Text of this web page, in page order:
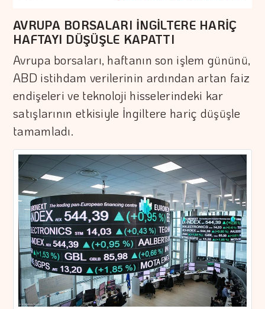
AVRUPA BORSALARI İNGİLTERE HARİÇ
HAFTAYI DÜŞÜŞLE KAPATTI
Avrupa borsaları, haftanın son işlem gününü,
ABD istihdam verilerinin ardından artan faiz
endişeleri ve teknoloji hisselerindeki kar
satışlarının etkisiyle İngiltere hariç düşüşle
tamamladı.